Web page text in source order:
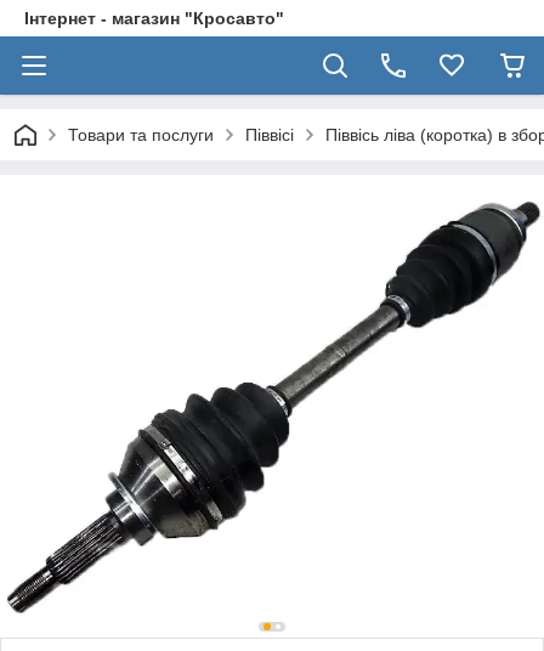
Інтернет - магазин "Кросавто"
Товари та послуги Піввісі Піввісь ліва (коротка) в